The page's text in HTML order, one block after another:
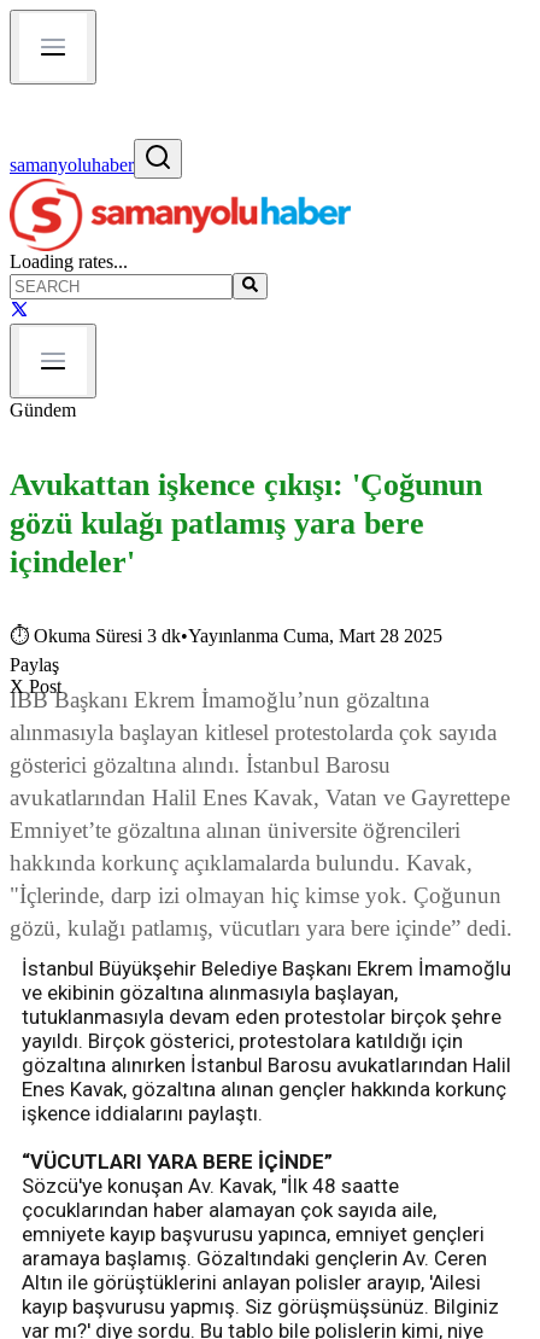
samanyoluhaber
Loading rates...
Gündem
Avukattan işkence çıkışı: 'Çoğunun
gözü kulağı patlamış yara bere
içindeler'
⏱ Okuma Süresi 3 dk•Yayınlanma Cuma, Mart 28 2025
Paylaş
X Post
İBB Başkanı Ekrem İmamoğlu’nun gözaltına
alınmasıyla başlayan kitlesel protestolarda çok sayıda
gösterici gözaltına alındı. İstanbul Barosu
avukatlarından Halil Enes Kavak, Vatan ve Gayrettepe
Emniyet’te gözaltına alınan üniversite öğrencileri
hakkında korkunç açıklamalarda bulundu. Kavak,
"İçlerinde, darp izi olmayan hiç kimse yok. Çoğunun
gözü, kulağı patlamış, vücutları yara bere içinde” dedi.
İstanbul Büyükşehir Belediye Başkanı Ekrem İmamoğlu
ve ekibinin gözaltına alınmasıyla başlayan,
tutuklanmasıyla devam eden protestolar birçok şehre
yayıldı. Birçok gösterici, protestolara katıldığı için
gözaltına alınırken İstanbul Barosu avukatlarından Halil
Enes Kavak, gözaltına alınan gençler hakkında korkunç
işkence iddialarını paylaştı.
“VÜCUTLARI YARA BERE İÇİNDE”
Sözcü'ye konuşan Av. Kavak, "İlk 48 saatte
çocuklarından haber alamayan çok sayıda aile,
emniyete kayıp başvurusu yapınca, emniyet gençleri
aramaya başlamış. Gözaltındaki gençlerin Av. Ceren
Altın ile görüştüklerini anlayan polisler arayıp, 'Ailesi
kayıp başvurusu yapmış. Siz görüşmüşsünüz. Bilginiz
var mı?' diye sordu. Bu tablo bile polislerin kimi, niye